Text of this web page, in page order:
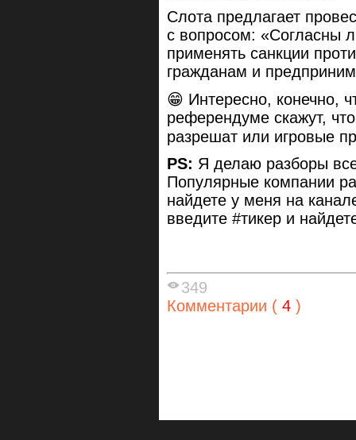
Слота предлагает
с вопросом: «Согласны
применять санкции
гражданам и
😁 Интересно, конечно,
референдуме скажут,
разрешат или игровые
PS: Я делаю разборы
Популярные компании
найдете у меня на
введите #тикер и
349
Комментарии ( 4 )